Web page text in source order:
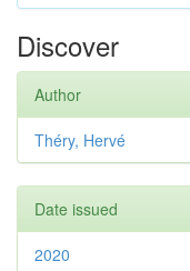
Discover
Author
Théry, Hervé
Date issued
2020